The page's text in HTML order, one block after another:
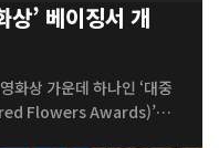
상’ 베이징서 개
화상 가운데 하나인 ‘대중
Flowers Awards)’이